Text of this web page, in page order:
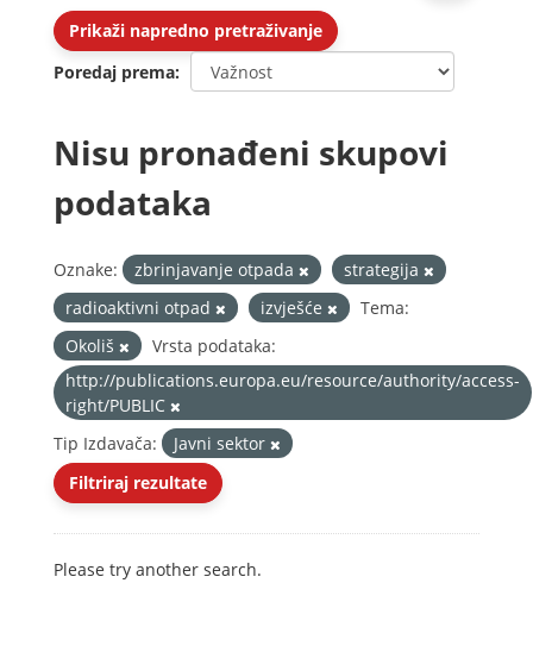
Prikaži napredno pretraživanje
Poredaj prema
Nisu pronađeni skupovi
podataka
Oznake: zbrinjavanje otpada
strategija
radioaktivni otpad
izvješće
Tema:
Okoliš
Vrsta podataka:
http://publications.europa.eu/resource/authority/access-
right/PUBLIC
Tip Izdavača:
Javni sektor
Filtriraj rezultate
Please try another search.